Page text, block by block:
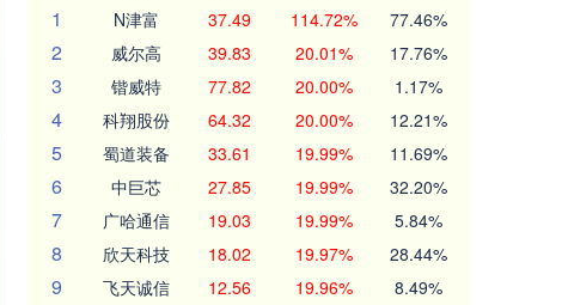
1
N津富 37.49 114.72% 77.46%
2 威尔高 39.83 20.01% 17.76%
3 锴威特 77.82 20.00% 1.17%
4 科翔股份 64.32 20.00% 12.21%
5 蜀道装备 33.61 19.99% 11.69%
6 中巨芯 27.85 19.99% 32.20%
7 广哈通信 19.03 19.99% 5.84%
8 欣天科技 18.02 19.97% 28.44%
9 飞天诚信 12.56 19.96% 8.49%